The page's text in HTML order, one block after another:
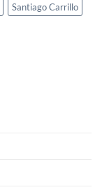
Santiago Carrillo